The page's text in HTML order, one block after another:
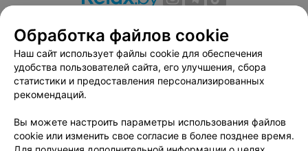
Вакансии
Публичный договор
Способы оплаты
Публичный договор по использованию сервиса
«Афиша»
Пользовательское соглашение
Связаться по вопросам сотрудничества
Написать руководителю relax.by
Обработка файлов cookie
Наш сайт использует файлы cookie для обеспечения
удобства пользователей сайта, его улучшения, сбора
статистики и предоставления персонализированных
рекомендаций.
Вы можете настроить параметры использования файлов
cookie или изменить свое согласие в более позднее время.